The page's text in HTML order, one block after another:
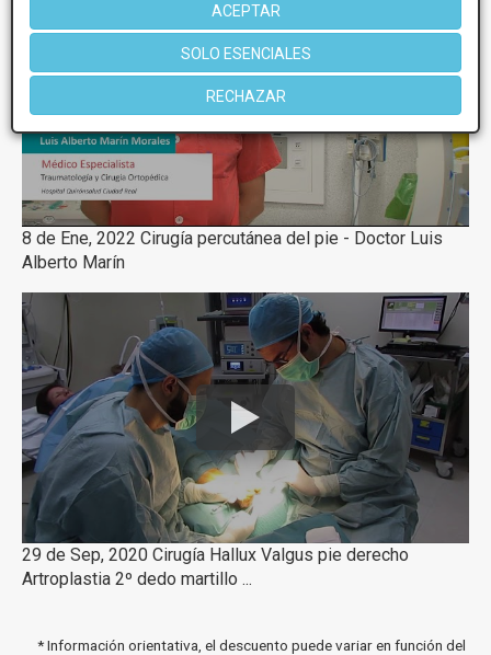
ACEPTAR
SOLO ESENCIALES
RECHAZAR
8 de Ene, 2022 Cirugía percutánea del pie - Doctor Luis
Alberto Marín
29 de Sep, 2020 Cirugía Hallux Valgus pie derecho
Artroplastia 2º dedo martillo ...
* Información orientativa, el descuento puede variar en función del